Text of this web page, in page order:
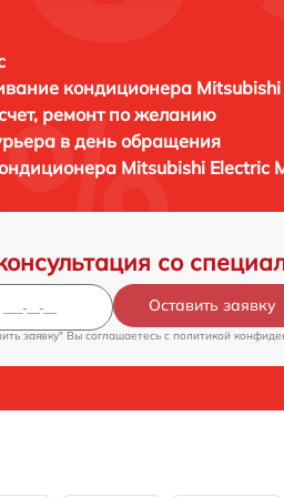
кондиционера Mitsubishi
ремонт по желанию
в день обращения
Mitsubishi Electric
со
Оставить заявку
заявку" Вы соглашаетесь c политикой